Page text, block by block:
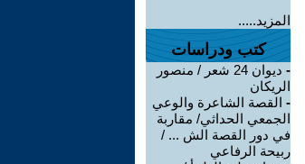
المزيد.....
كتب ودراسات
-
ديوان 24 شعر / منصور
الريكان
- القصة الشاعرة والوعي
الجمعي الحداثي/ مقاربة
في دور القصة الش ... /
ربيحة الرفاعي